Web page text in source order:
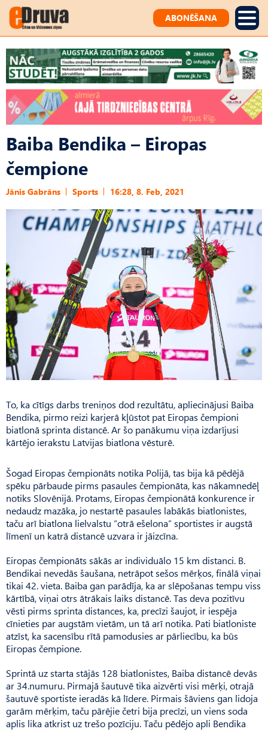
ABONĒŠANA
Baiba Bendika – Eiropas
čempione
Jānis Gabrāns Sports 16:28, 8. Feb, 2021
To, ka cītīgs darbs treniņos dod rezultātu, apliecinājusi Baiba
Bendika, pirmo reizi karjerā kļūstot pat Eiropas čempioni
biatlonā sprinta distancē. Ar šo panākumu viņa izdarījusi
kārtējo ierakstu Latvijas biatlona vēsturē.
Šogad Eiropas čempionāts notika Polijā, tas bija kā pēdējā
spēku pārbaude pirms pasaules čempionāta, kas nākamnedēļ
notiks Slovēnijā. Protams, Eiropas čempionātā konkurence ir
nedaudz mazāka, jo nestartē pasaules labākās biatlonistes,
taču arī biatlona lielvalstu “otrā ešelona” sportistes ir augstā
līmenī un katrā distancē uzvara ir jāizcīna.
Eiropas čempionāts sākās ar individuālo 15 km distanci. B.
Bendikai nevedās šaušana, netrāpot sešos mērķos, finālā viņai
tikai 42. vieta. Baiba gan parādīja, ka ar slēpošanas tempu viss
kārtībā, viņai otrs ātrākais laiks distancē. Tas deva pozitīvu
vēsti pirms sprinta distances, ka, precīzi šaujot, ir iespēja
cīnieties par augstām vietām, un tā arī notika. Pati biatloniste
atzīst, ka sacensību rītā pamodusies ar pārliecību, ka būs
Eiropas čempione.
Sprintā uz starta stājās 128 biatlonistes, Baiba distancē devās
ar 34.numuru. Pirmajā šautuvē tika aizvērti visi mērķi, otrajā
šautuvē sportiste ieradās kā līdere. Pirmais šāviens gan lidoja
garām mērķim, taču pārējie četri bija precīzi, un viens soda
aplis lika atkrist uz trešo pozīciju. Taču pēdējo apli Bendika